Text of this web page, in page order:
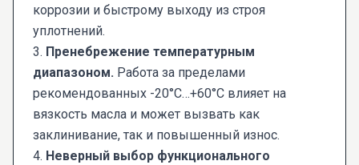
коррозии и быстрому выходу из строя
уплотнений.
3. Пренебрежение температурным
диапазоном. Работа за пределами
рекомендованных -20°C…+60°C влияет на
вязкость масла и может вызвать как
заклинивание, так и повышенный износ.
4. Неверный выбор функционального